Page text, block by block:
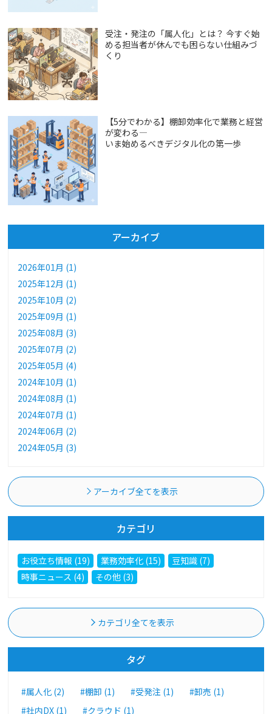
受注・発注の「属人化」とは？ 今すぐ始
める担当者が休んでも困らない仕組みづ
くり
【5分でわかる】棚卸効率化で業務と経営
が変わる―
いま始めるべきデジタル化の第一歩
アーカイブ
2026年01月 (1)
2025年12月 (1)
2025年10月 (2)
2025年09月 (1)
2025年08月 (3)
2025年07月 (2)
2025年05月 (4)
2024年10月 (1)
2024年08月 (1)
2024年07月 (1)
2024年06月 (2)
2024年05月 (3)
アーカイブ全てを表示
カテゴリ
お役立ち情報 (19) 業務効率化 (15)
豆知識 (7)
時事ニュース (4)
その他 (3)
カテゴリ全てを表示
タグ
#属人化 (2) #棚卸 (1) #受発注 (1)
#卸売 (1)
#社内DX (1)
#クラウド (1)